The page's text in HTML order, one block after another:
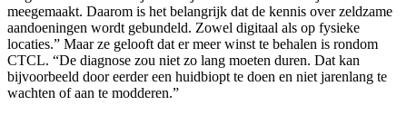
meegemaakt. Daarom is het belangrijk dat de kennis over zeldzame
aandoeningen wordt gebundeld. Zowel digitaal als op fysieke
locaties.” Maar ze gelooft dat er meer winst te behalen is rondom
CTCL. “De diagnose zou niet zo lang moeten duren. Dat kan
bijvoorbeeld door eerder een huidbiopt te doen en niet jarenlang te
wachten of aan te modderen.”